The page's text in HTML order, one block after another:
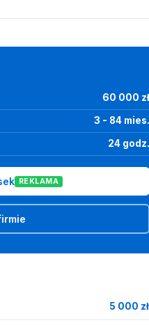
60 000 zł
3 - 84 mies.
24 godz.
REKLAMA
5 000 zł